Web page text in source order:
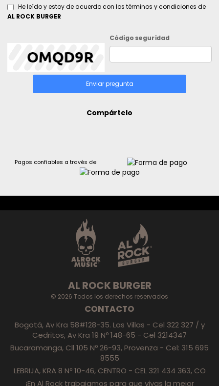
He leído y estoy de acuerdo con los términos y condiciones de
AL ROCK BURGER
Código seguridad
Enviar pregunta
Compártelo
Pagos confiables a través de
AL ROCK BURGER
© 2026 Todos los derechos reservados
CONTACTO
Bogotá, Av Kra 58#128-35. Las Villas - Cel 322 327 / y
Cedritos, Av Kra 19 Nº 148-65 - Cel 3214347
Bucaramanga, Cll 105 Nº 26-93, Provenza - Cel: 315 695
8555
LEBRIJA, KRA 8 Nº 10-46, CENTRO - CEL 321 434 363, CO
¡En Al Rock trabajamos para que vivas la mejor